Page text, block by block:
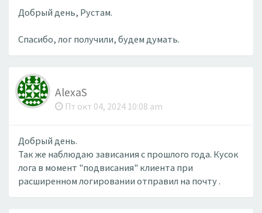
Добрый день, Рустам.
Спасибо, лог получили, будем думать.
AlexaS
Пт окт 04, 2024 10:08 am
Добрый день.
Так же наблюдаю зависания с прошлого года. Кусок
лога в момент "подвисания" клиента при
расширенном логировании отправил на почту .